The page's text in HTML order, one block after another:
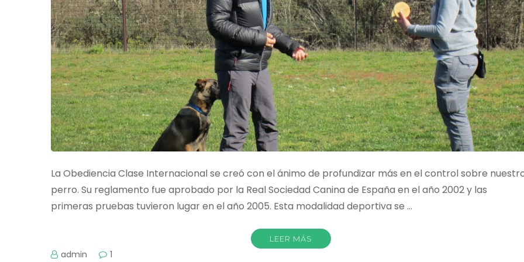
La Obediencia Clase Internacional se creó con el ánimo de profundizar más en el control sobre
perro. Su reglamento fue aprobado por la Real Sociedad Canina de España en el año 2002 y las
primeras pruebas tuvieron lugar en el año 2005. Esta modalidad deportiva se …
LEER MÁS
admin 1